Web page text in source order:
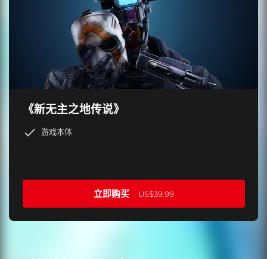
《新无主之地传说》
游戏本体
立即购买 US$39.99